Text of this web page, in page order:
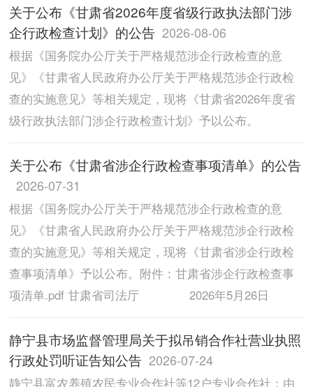
关于公布《甘肃省2026年度省级行政执法部门涉
企行政检查计划》的公告 2026-08-06
根据《国务院办公厅关于严格规范涉企行政检查的意
见》《甘肃省人民政府办公厅关于严格规范涉企行政检
查的实施意见》等相关规定，现将《甘肃省2026年度省
级行政执法部门涉企行政检查计划》予以公布。
关于公布《甘肃省涉企行政检查事项清单》的公告
2026-07-31
根据《国务院办公厅关于严格规范涉企行政检查的意
见》《甘肃省人民政府办公厅关于严格规范涉企行政检
查的实施意见》等相关规定，现将《甘肃省涉企行政检
查事项清单》予以公布。附件：甘肃省涉企行政检查事
项清单.pdf 甘肃省司法厅 2026年5月26日
静宁县市场监督管理局关于拟吊销合作社营业执照
行政处罚听证告知公告 2026-07-24
静宁县富农养殖农民专业合作社等12户专业合作社：由